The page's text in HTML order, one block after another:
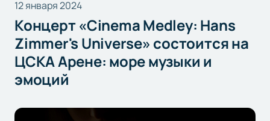
12 января 2024
Концерт «Cinema Medley: Hans
Zimmer's Universe» состоится на
ЦСКА Арене: море музыки и
эмоций